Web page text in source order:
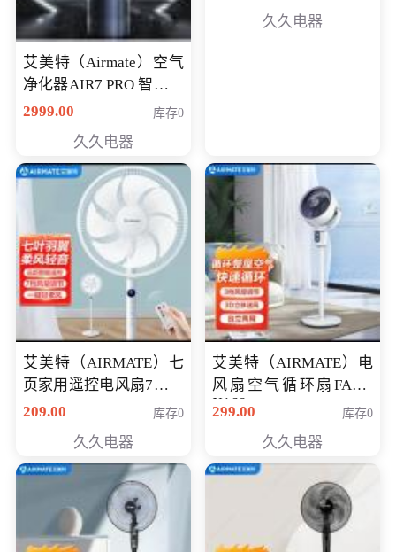
艾美特（Airmate）空气
净化器AIR7 PRO 智能全
屋空气循环负离子旗舰
2999.00 库存0
久久电器
鹅，白天鹅智能)
久久电器
艾美特（AIRMATE）七
页家用遥控电风扇7档风
量空气循环摇头立式落
定时落地式风扇CS35-
R20
209.00 库存0
久久电器
艾美特（AIRMATE）电
风扇空气循环扇FA18-
X168
299.00 库存0
久久电器